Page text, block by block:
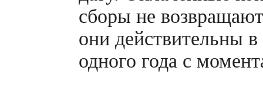
сборы не
они действительны в
одного года с